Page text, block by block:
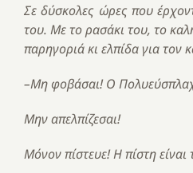
Σε δύσκολες ώρες που
του. Με το ρασάκι του, το
παρηγοριά κι ελπίδα για τον
–Μη φοβάσαι! Ο
Μην απελπίζεσαι!
Μόνον πίστευε! Η πίστη